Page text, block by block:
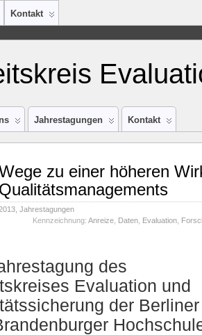
Kontakt
Jahrestagungen Kontakt
zu einer höheren
Qualitätsmanagements
Jahrestagungen
Kennzeichnung: Anreize Daten Evaluation
des
Evaluation und
der Berliner